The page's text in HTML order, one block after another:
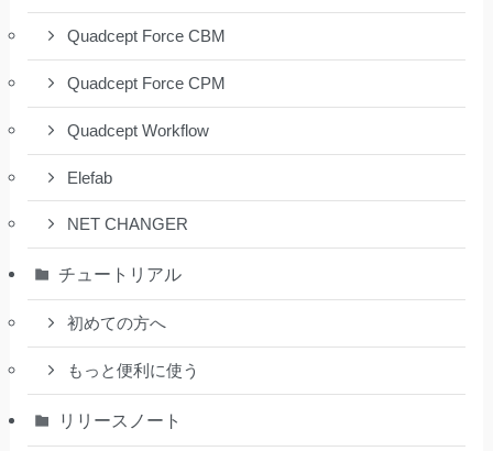
Quadcept Force CBM
Quadcept Force CPM
Quadcept Workflow
Elefab
NET CHANGER
チュートリアル
初めての方へ
もっと便利に使う
リリースノート